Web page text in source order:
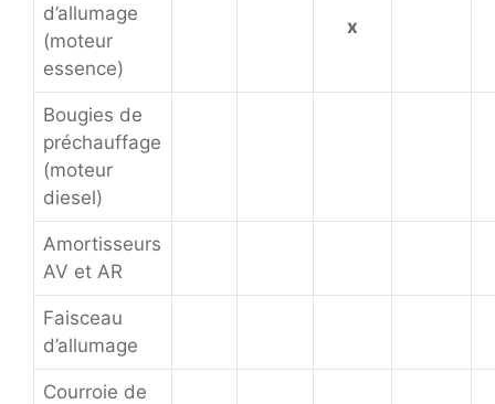
d’allumage
(moteur
essence)
x
Bougies de
préchauffage
(moteur
diesel)
Amortisseurs
AV et AR
Faisceau
d’allumage
Courroie de